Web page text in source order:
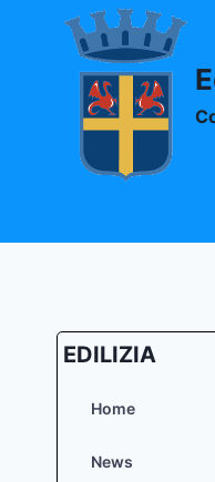
contenuto
EDILIZIA
Home
News